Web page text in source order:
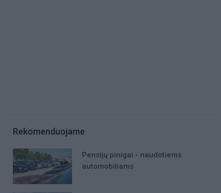
Rekomenduojame
Pensijų pinigai - naudotiems
automobiliams